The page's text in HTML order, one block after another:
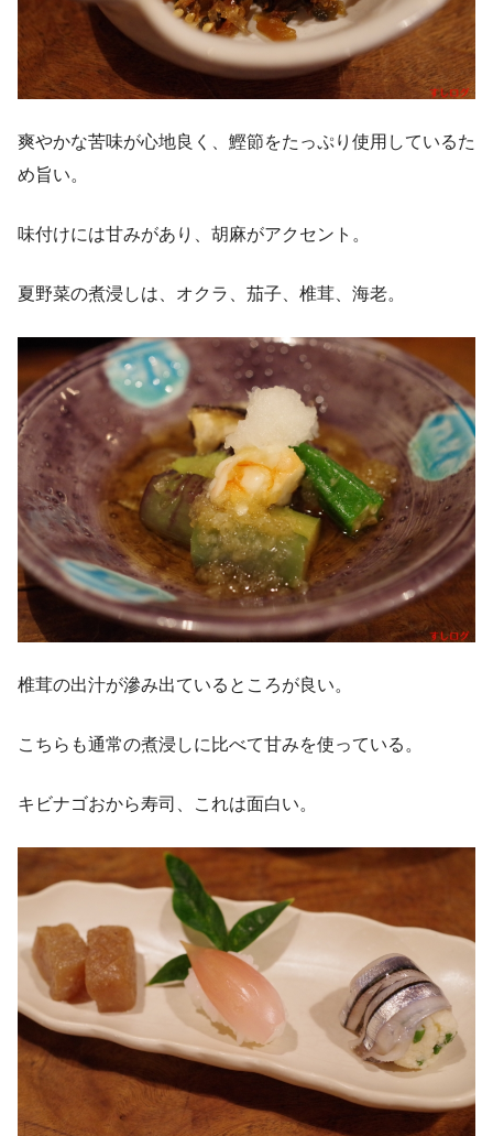
爽やかな苦味が心地良く、鰹節をたっぷり使用しているた
め旨い。
味付けには甘みがあり、胡麻がアクセント。
夏野菜の煮浸しは、オクラ、茄子、椎茸、海老。
椎茸の出汁が滲み出ているところが良い。
こちらも通常の煮浸しに比べて甘みを使っている。
キビナゴおから寿司、これは面白い。